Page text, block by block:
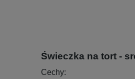
Świeczka na tort -
Cechy: